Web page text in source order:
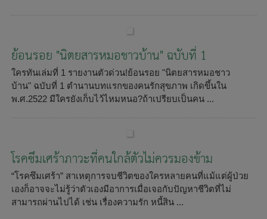
ย้อนรอย "นิตยสารหมอชาวบ้าน" ฉบับที่ 1
ใครทันเล่มที่ 1 รายงานตัวด่วน!ย้อนรอย "นิตยสารหมอชาว
บ้าน" ฉบับที่ 1 ตำนานบทแรกของคนรักสุขภาพ เกิดขึ้นใน
พ.ศ.2522 มีใครยังเก็บไว้ไหมหนอ?ถ้าเปรียบเป็นคน ...
โรคซึมเศร้าภาวะที่คนใกล้ตัวไม่ควรมองข้าม
“โรคซึมเศร้า” สาเหตุการจบชีวิตของใครหลายคนที่แม้แต่ผู้ป่วย
เองก็อาจจะไม่รู้ว่าตัวเองมีอาการเมื่อเจอกับปัญหาชีวิตที่ไม่
สามารถผ่านไปได้ เช่น เรื่องความรัก หนี้สิน ...